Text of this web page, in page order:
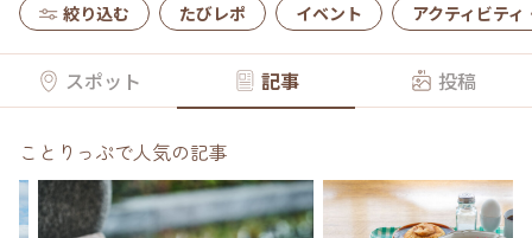
絞り込む たびレポ イベント アクティビティ
スポット 記事 投稿
ことりっぷで人気の記事